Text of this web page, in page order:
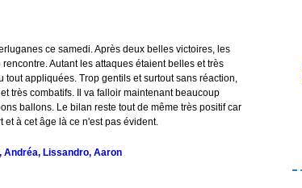
ce samedi. Après deux belles victoires, les
Autant les attaques étaient belles et très
appliquées. Trop gentils et surtout sans réaction,
très combatifs. Il va falloir maintenant beaucoup
ballons. Le bilan reste tout de même très positif car
à cet âge là ce n'est pas évident.
Andréa, Lissandro, Aaron